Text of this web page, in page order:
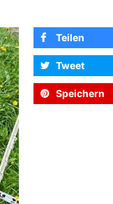
Teilen
Tweet
Speichern